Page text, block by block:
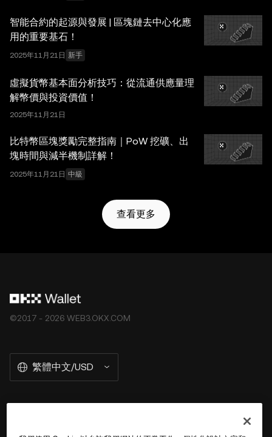
智能合約的起源與發展 | 區塊鏈去中心化應
用的重要基石！
2025年11月21日 新手
虛擬貨幣基本面分析技巧：從流通供應量理
解幣價與投資價值！
2025年11月21日
比特幣區塊獎勵完整指南｜PoW 挖礦、出
塊時間與減半機制詳解！
2025年11月21日 中級
查看更多
©2017 - 2026 WEB3.OKX.COM
繁體中文/USD